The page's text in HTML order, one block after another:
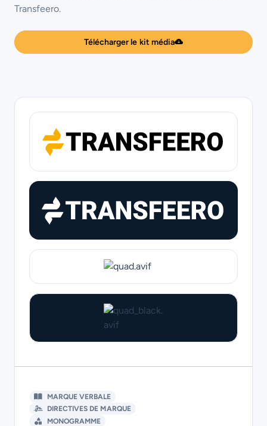
Transfeero.
Télécharger le kit média
MARQUE VERBALE
DIRECTIVES DE MARQUE
MONOGRAMME